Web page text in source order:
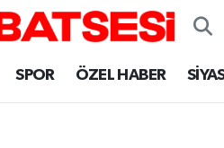
SPOR ÖZEL HABER